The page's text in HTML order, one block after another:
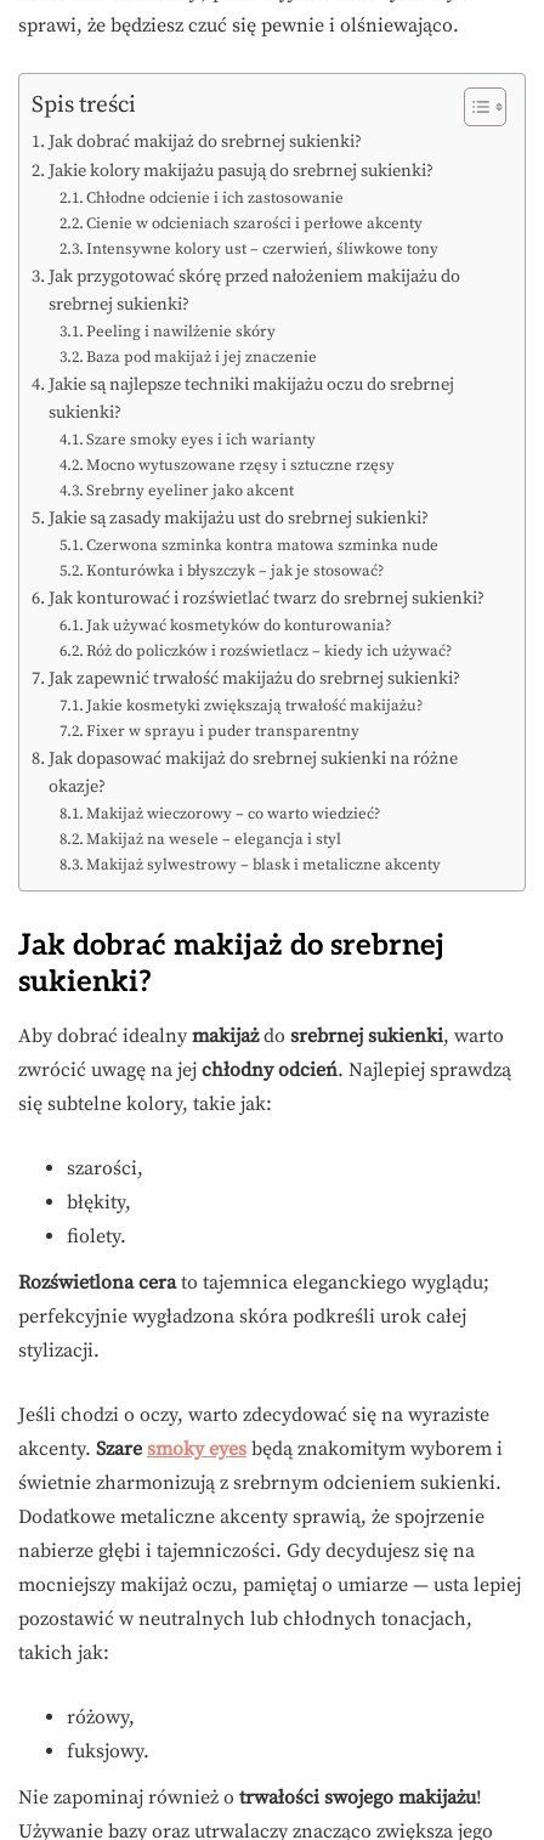
sprawi, że będziesz czuć się pewnie i olśniewająco.
Spis treści
Jak dobrać makijaż do srebrnej sukienki?
Jakie kolory makijażu pasują do srebrnej sukienki?
Chłodne odcienie i ich zastosowanie
Cienie w odcieniach szarości i perłowe akcenty
Intensywne kolory ust – czerwień, śliwkowe tony
Jak przygotować skórę przed nałożeniem makijażu do
srebrnej sukienki?
Peeling i nawilżenie skóry
Baza pod makijaż i jej znaczenie
Jakie są najlepsze techniki makijażu oczu do srebrnej
sukienki?
Szare smoky eyes i ich warianty
Mocno wytuszowane rzęsy i sztuczne rzęsy
Srebrny eyeliner jako akcent
Jakie są zasady makijażu ust do srebrnej sukienki?
Czerwona szminka kontra matowa szminka nude
Konturówka i błyszczyk – jak je stosować?
Jak konturować i rozświetlać twarz do srebrnej sukienki?
Jak używać kosmetyków do konturowania?
Róż do policzków i rozświetlacz – kiedy ich używać?
Jak zapewnić trwałość makijażu do srebrnej sukienki?
Jakie kosmetyki zwiększają trwałość makijażu?
Fixer w sprayu i puder transparentny
Jak dopasować makijaż do srebrnej sukienki na różne
okazje?
Makijaż wieczorowy – co warto wiedzieć?
Makijaż na wesele – elegancja i styl
Makijaż sylwestrowy – blask i metaliczne akcenty
Jak dobrać makijaż do srebrnej
sukienki?
Aby dobrać idealny makijażdo srebrnej sukienki, warto
zwrócić uwagę na jej chłodny odcień. Najlepiej sprawdzą
się subtelne kolory, takie jak:
szarości,
błękity,
fiolety.
Rozświetlona cerato tajemnica eleganckiego wyglądu;
perfekcyjnie wygładzona skóra podkreśli urok całej
stylizacji.
Jeśli chodzi o oczy, warto zdecydować się na wyraziste
akcenty. Szare smoky eyes będą znakomitym wyborem i
świetnie zharmonizują z srebrnym odcieniem sukienki.
Dodatkowe metaliczne akcenty sprawią, że spojrzenie
nabierze głębi i tajemniczości. Gdy decydujesz się na
mocniejszy makijaż oczu, pamiętaj o umiarze — usta lepiej
pozostawić w neutralnych lub chłodnych tonacjach,
takich jak:
różowy,
fuksjowy.
Nie zapominaj również o trwałości swojego makijażu!
Używanie bazy oraz utrwalaczy znacząco zwiększa jego